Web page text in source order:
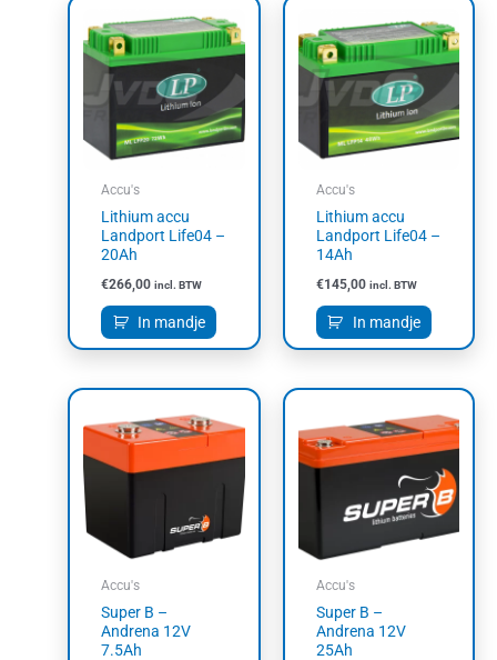
Accu's
Lithium accu
Landport Life04 –
20Ah
€266,00 incl. BTW
In mandje
Accu's
Lithium accu
Landport Life04 –
14Ah
€145,00 incl. BTW
In mandje
Accu's
Super B –
Andrena 12V
7.5Ah
Accu's
Super B –
Andrena 12V
25Ah